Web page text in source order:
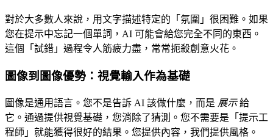
對於大多數人來說，用文字描述特定的「氛圍」很困難。如果
您在提示中忘記一個單詞，AI 可能會給您完全不同的東西。
這個「試錯」過程令人筋疲力盡，常常扼殺創意火花。
圖像到圖像優勢：視覺輸入作為基礎
圖像是通用語言。您不是告訴 AI 該做什麼，而是 展示給
它。通過提供視覺基礎，您消除了猜測。您不需要是「提示工
程師」就能獲得很好的結果。您提供內容，我們提供風格。